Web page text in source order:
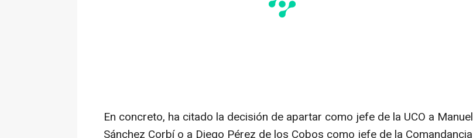
En concreto, ha citado la decisión de apartar como jefe de la UCO a Manuel
Sánchez Corbí o a Diego Pérez de los Cobos como jefe de la Comandancia